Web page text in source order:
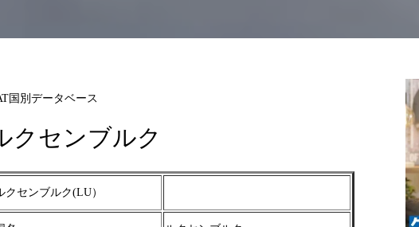
国別データベース
クセンブルク
クセンブルク(LU）